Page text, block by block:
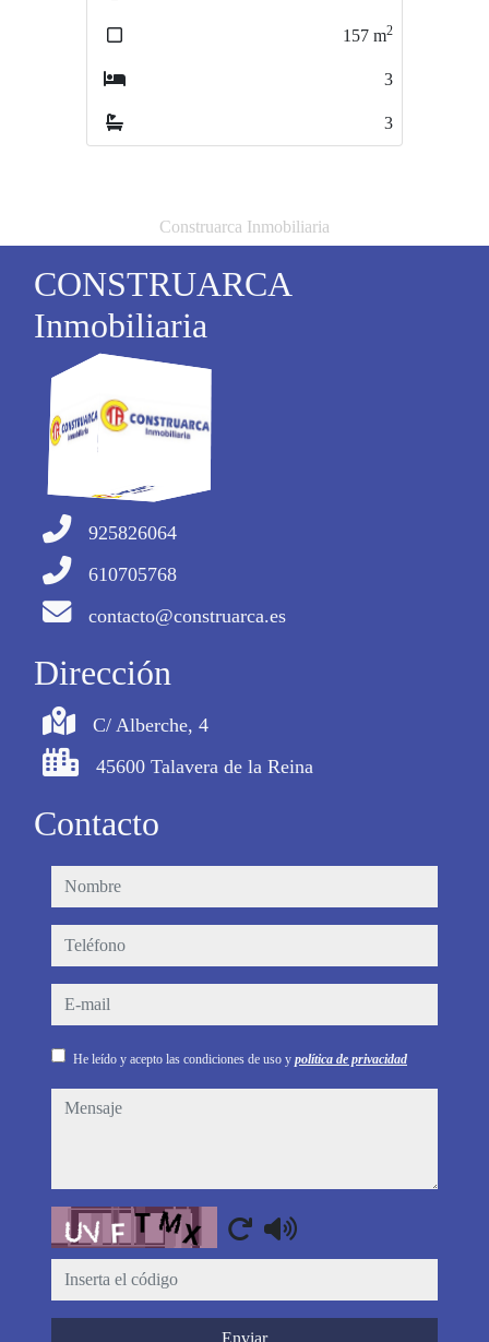
75m
Construarca Inmobiliaria
CONSTRUARCA
Inmobiliaria
925826064
610705768
contacto@construarca.es
Dirección
C/ Alberche, 4
45600 Talavera de la Reina
Contacto
nombre
teléfono
e-mail
He leído y acepto las condiciones de uso y política de privacidad
mensaje
Captcha